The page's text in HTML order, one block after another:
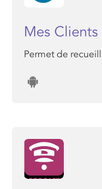
Mes Clients
Permet de